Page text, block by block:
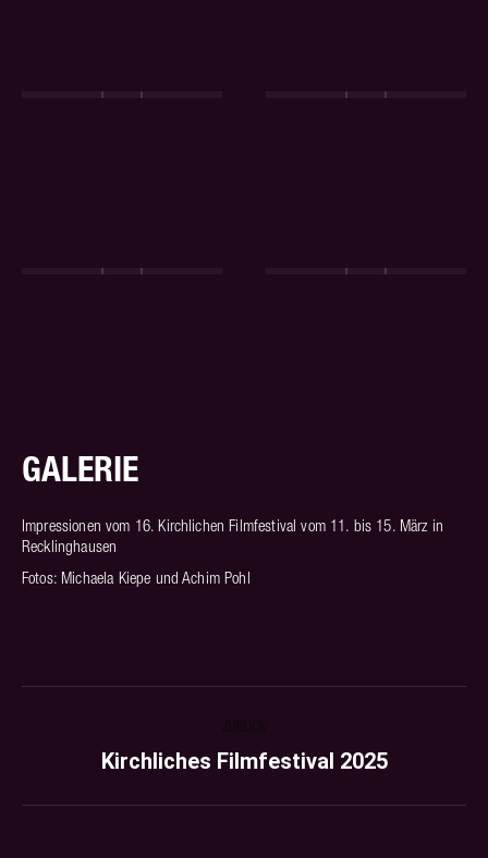
GALERIE
Impressionen vom 16. Kirchlichen Filmfestival vom 11. bis 15. März in
Recklinghausen
Fotos: Michaela Kiepe und Achim Pohl
NAVIGATION
Vorheriges
Kirchliches Filmfestival 2025